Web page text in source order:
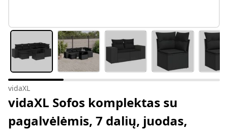
vidaXL
vidaXL Sofos komplektas su
pagalvėlėmis, 7 dalių, juodas,